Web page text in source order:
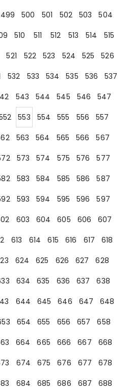
499 500 501 502 503
504
510 511 512 513 514
515
521 522 523 524 525
526
532 533 534 535 536
537
543 544 545 546
547
553 554 555 556
557
563 564 565 566
567
573 574 575 576
577
583 584 585 586
587
593 594 595 596
597
603 604 605 606
607
613 614 615 616 617
618
624 625 626 627
628
634 635 636 637
638
644 645 646 647
648
654 655 656 657
658
664 665 666 667
668
674 675 676 677
678
684 685 686 687
688